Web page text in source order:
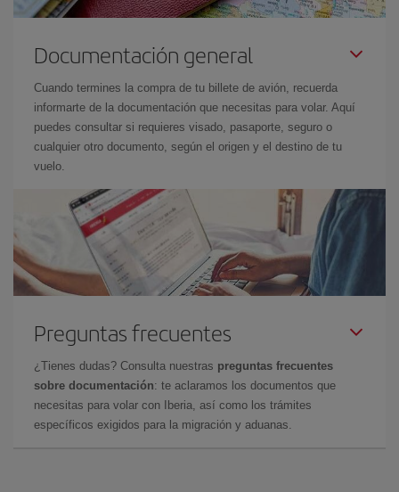
Documentación general
Cuando termines la compra de tu billete de avión, recuerda
informarte de la documentación que necesitas para volar. Aquí
puedes consultar si requieres visado, pasaporte, seguro o
cualquier otro documento, según el origen y el destino de tu
vuelo.
Preguntas frecuentes
¿Tienes dudas? Consulta nuestras preguntas frecuentes
sobre documentación: te aclaramos los documentos que
necesitas para volar con Iberia, así como los trámites
específicos exigidos para la migración y aduanas.